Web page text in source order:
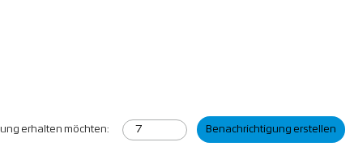
erhalten möchten: Benachrichtigung erstellen